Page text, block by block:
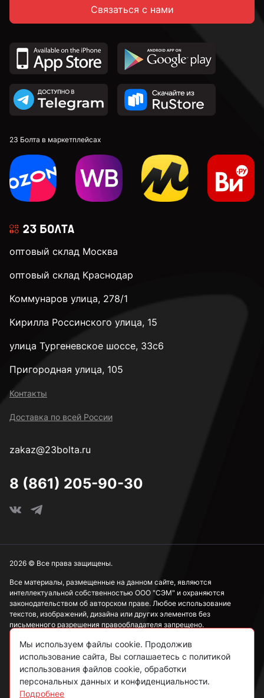
Связаться с нами
23 Болта в маркетплейсах
оптовый склад Москва
оптовый склад Краснодар
Коммунаров улица, 278/1
Кирилла Россинского улица, 15
улица Тургеневское шоссе, 33с6
Пригородная улица, 105
Контакты
Доставка по всей России
zakaz@23bolta.ru
8 (861) 205-90-30
Все материалы, размещенные на данном сайте, являются
интеллектуальной собственностью ООО "СЭМ" и охраняются
законодательством об авторском праве. Любое использование
текстов, изображений, дизайна или других элементов без
письменного разрешения правообладателя запрещено.
Информация, представленная на сайте, носит исключительно
ознакомительный характер и не может рассматриваться как
публичная оферта в соответствии со ст. 437 ГК РФ.
Политика конфиденциальности
2026 © Все права защищены.
Мы используем файлы cookie. Продолжив
использование сайта, Вы соглашаетесь с политикой
использования файлов cookie, обработки
персональных данных и конфиденциальности.
Подробнее